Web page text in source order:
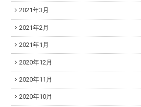
2021年3月
2021年2月
2021年1月
2020年12月
2020年11月
2020年10月